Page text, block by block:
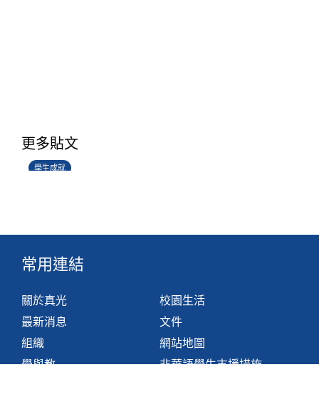
更多貼文
學生成就
14/07/2026
常用連結
關於真光
最新消息
組織
學與教
校園生活
文件
網站地圖
非華語學生支援措施